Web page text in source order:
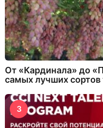
От «Кардинала» до
самых лучших сортов
3